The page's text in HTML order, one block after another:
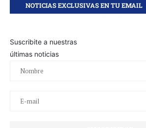
NOTICIAS EXCLUSIVAS EN TU EMAIL
Suscribite a nuestras
últimas noticias